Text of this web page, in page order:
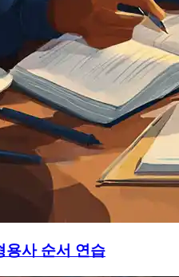
용사 순서 연습